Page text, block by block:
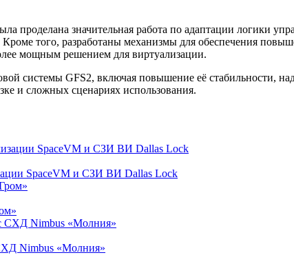
проделана значительная работа по адаптации логики
Кроме того, разработаны механизмы для обеспечения
мощным решением для виртуализации.
системы GFS2, включая повышение её стабильности,
и сложных сценариях использования.
SpaceVM и СЗИ ВИ Dallas Lock
Nimbus «Молния»